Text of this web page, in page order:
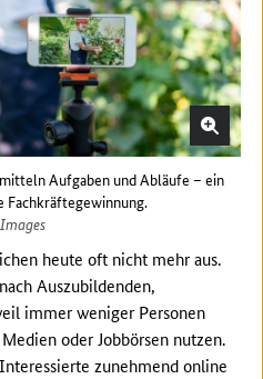
Aufgaben und Abläufe – ein
heute oft nicht mehr aus.
Auszubildenden,
immer weniger Personen
oder Jobbörsen nutzen.
zunehmend online